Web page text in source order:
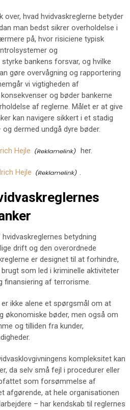
over, hvad hvidvaskreglerne betyder
man bedst sikrer overholdelse i
på, hvor risiciene typisk
og
bankens forsvar, og hvilke
gøre overvågning og rapportering
vi vigtigheden af
og bøder bankerne
af reglerne. Målet er at give
kan navigere sikkert i et stadig
dermed undgå dyre bøder.
Hejle her.
Hejle .
betydning
drift og den overordnede
er designet til at forhindre,
som led i kriminelle aktiviteter
finansiering af terrorisme.
ikke alene et spørgsmål om at
økonomiske bøder, men også om
og tilliden fra kunder,
kompleksitet kan
da selv små fejl i procedurer eller
som forsømmelse af
afgørende, at hele organisationen
– har kendskab til reglernes